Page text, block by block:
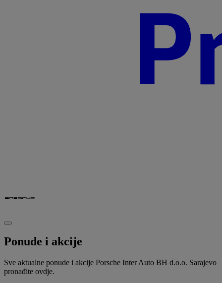
Ponude i akcije
Sve aktualne ponude i akcije Porsche Inter Auto BH d.o.o. Sarajevo
pronađite ovdje.